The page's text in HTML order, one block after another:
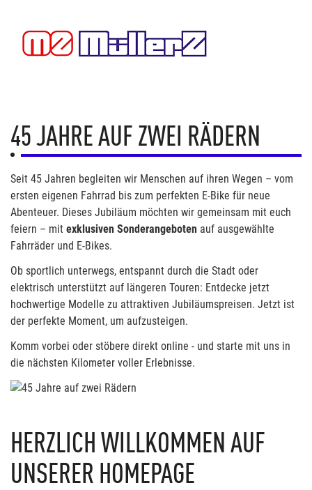
45 JAHRE AUF ZWEI RÄDERN
Seit 45 Jahren begleiten wir Menschen auf ihren Wegen – vom
ersten eigenen Fahrrad bis zum perfekten E-Bike für neue
Abenteuer. Dieses Jubiläum möchten wir gemeinsam mit euch
feiern – mit exklusiven Sonderangeboten auf ausgewählte
Fahrräder und E-Bikes.
Ob sportlich unterwegs, entspannt durch die Stadt oder
elektrisch unterstützt auf längeren Touren: Entdecke jetzt
hochwertige Modelle zu attraktiven Jubiläumspreisen. Jetzt ist
der perfekte Moment, um aufzusteigen.
Komm vorbei oder stöbere direkt online - und starte mit uns in
die nächsten Kilometer voller Erlebnisse.
HERZLICH WILLKOMMEN AUF
UNSERER HOMEPAGE